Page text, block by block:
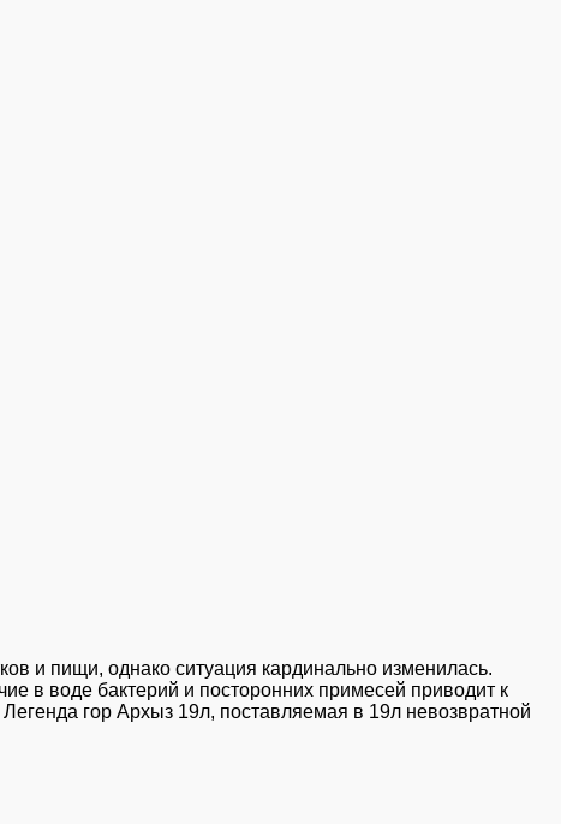
и пищи, однако ситуация кардинально изменилась.
в воде бактерий и посторонних примесей приводит к
гор Архыз 19л, поставляемая в 19л невозвратной